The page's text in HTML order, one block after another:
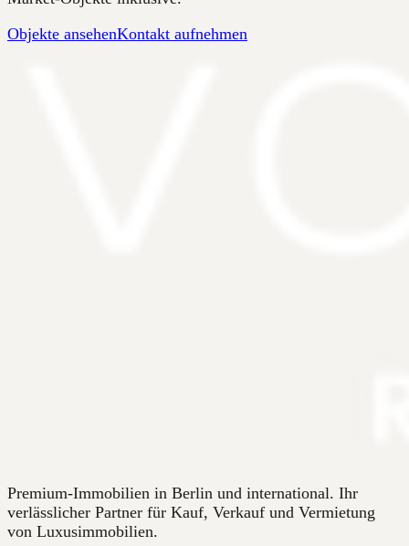
Objekte ansehenKontakt aufnehmen
Premium-Immobilien in Berlin und international. Ihr
verlässlicher Partner für Kauf, Verkauf und Vermietung
von Luxusimmobilien.